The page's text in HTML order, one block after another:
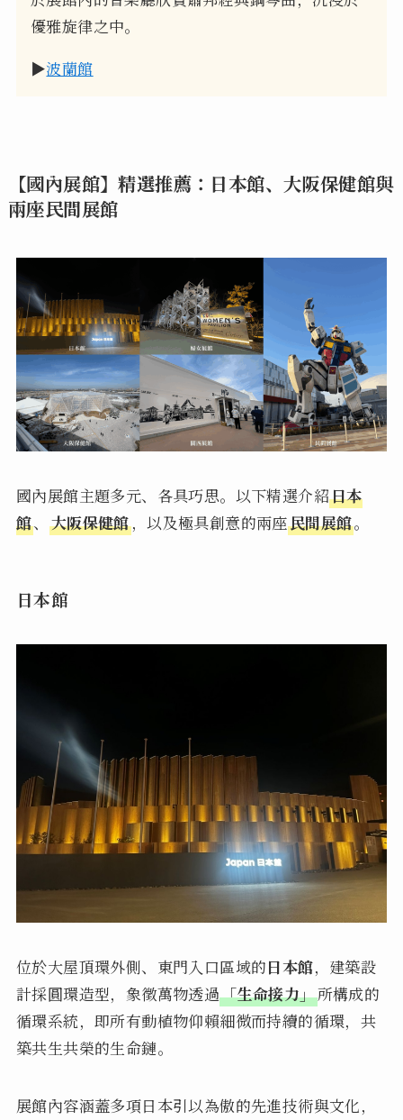
優雅旋律之中。
▶波蘭館
【國內展館】精選推薦：日本館、大阪保健館與
兩座民間展館
國內展館主題多元、各具巧思。以下精選介紹日本
館、 大阪保健館，以及極具創意的兩座民間展館。
日本館
位於大屋頂環外側、東門入口區域的日本館，建築設
計採圓環造型，象徵萬物透過「生命接力」所構成的
循環系統，即所有動植物仰賴細微而持續的循環，共
築共生共榮的生命鏈。
展館內容涵蓋多項日本引以為傲的先進技術與文化，